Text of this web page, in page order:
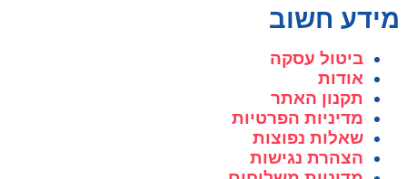
מידע חשוב
ביטול עסקה
אודות
תקנון האתר
מדיניות הפרטיות
שאלות נפוצות
הצהרת נגישות